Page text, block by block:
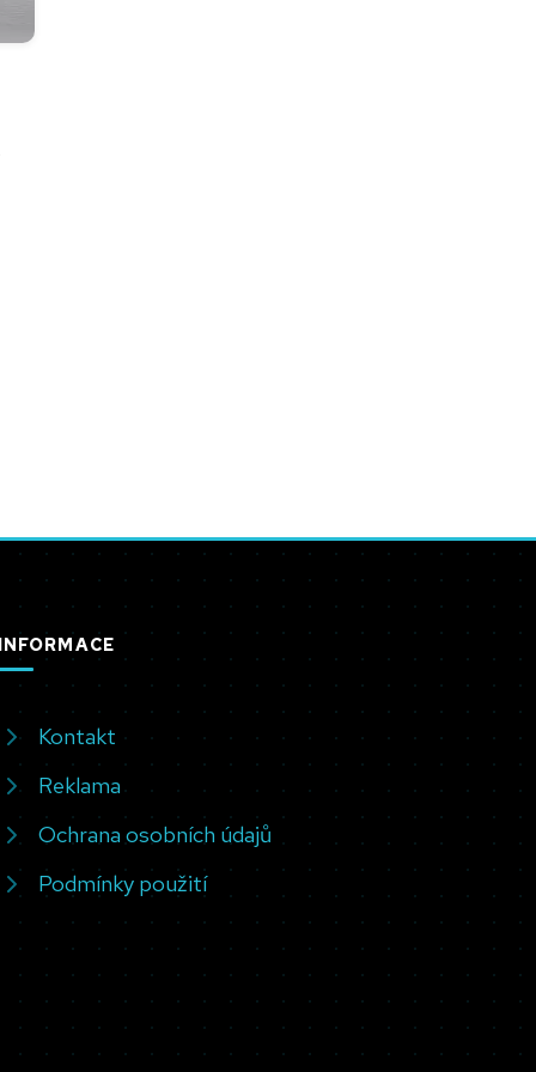
INFORMACE
Kontakt
Reklama
Ochrana osobních údajů
Podmínky použití